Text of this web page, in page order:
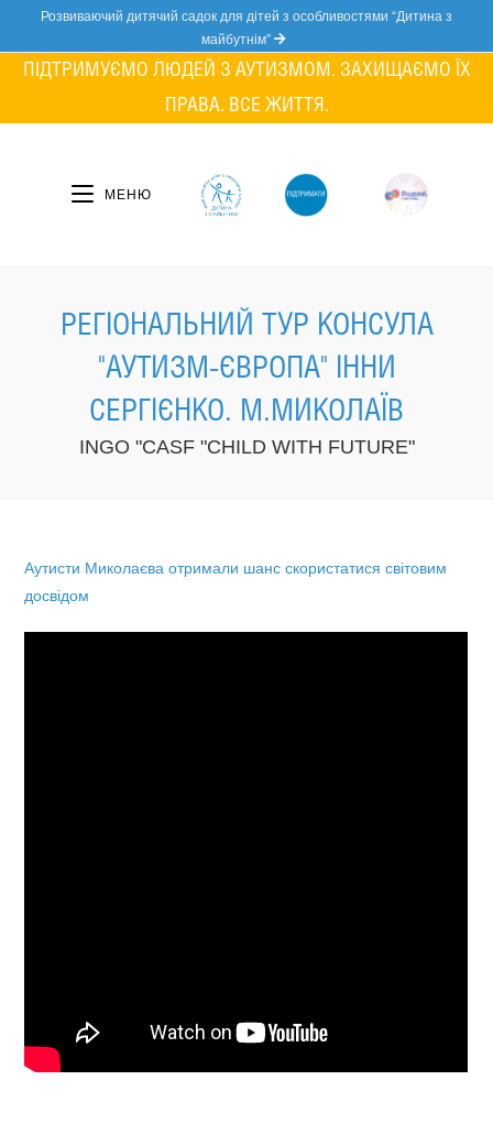
content
Розвиваючий дитячий садок для дітей з особливостями “Дитина з
майбутнім”
ПІДТРИМУЄМО ЛЮДЕЙ З АУТИЗМОМ. ЗАХИЩАЄМО ЇХ
ПРАВА. ВСЕ ЖИТТЯ.
МЕНЮ
РЕГІОНАЛЬНИЙ ТУР КОНСУЛА
"АУТИЗМ-ЄВРОПА" ІННИ
СЕРГІЄНКО. М.МИКОЛАЇВ
INGO "CASF "CHILD WITH FUTURE"
Аутисти Миколаєва отримали шанс скористатися світовим
досвідом